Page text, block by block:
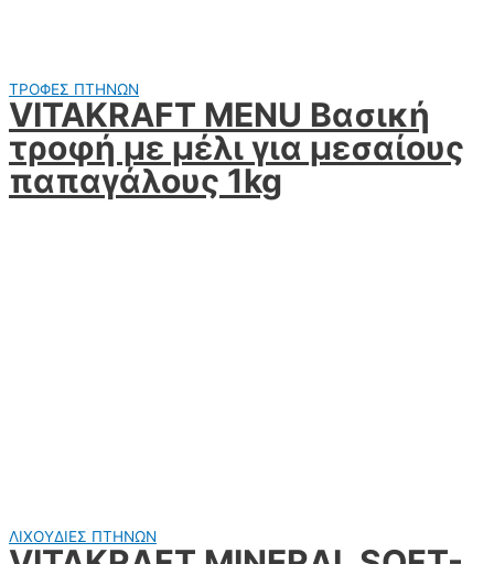
ΤΡΟΦΕΣ ΠΤΗΝΩΝ
VITAKRAFT MENU Βασική
τροφή με μέλι για μεσαίους
παπαγάλους 1kg
ΛΙΧΟΥΔΙΕΣ ΠΤΗΝΩΝ